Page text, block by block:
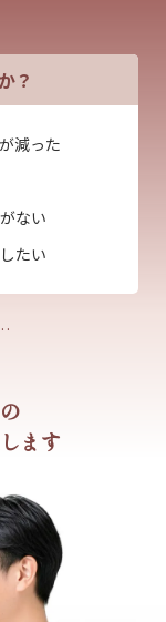
？
減った
ない
たい
ます